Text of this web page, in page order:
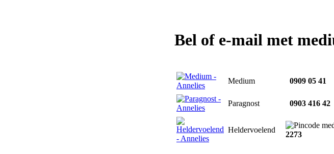
Bel of e-mail met
Medium 0909 05 41
Paragnost 0903 416 42
Heldervoelend
2273